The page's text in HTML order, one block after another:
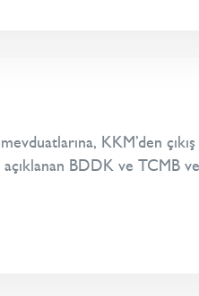
KKM’den
BDDK ve TCMB